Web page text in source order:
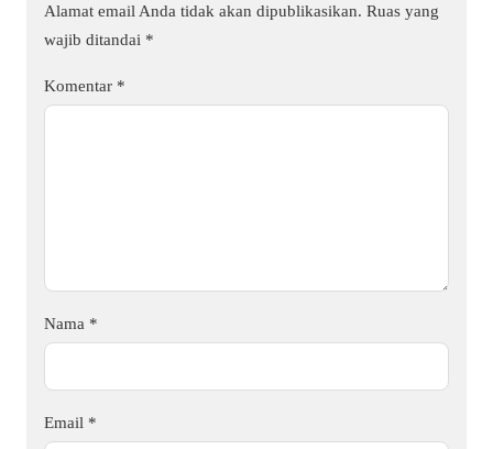
Alamat email Anda tidak akan dipublikasikan. Ruas yang
wajib ditandai *
Komentar *
Nama *
Email *